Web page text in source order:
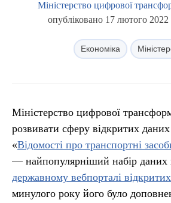
Міністерство цифрової
опубліковано 17 лютого
Економіка
Міністерство цифрової
розвивати сферу відкритих даних
«Відомості про транспортні
— найпопулярніший набір даних
державному вебпорталі
минулого року його було